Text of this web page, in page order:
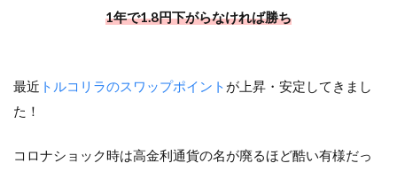
1年で1.8円下がらなければ勝ち
最近 トルコリラのスワップポイント が上昇・安定してきまし
た！
コロナショック時は高金利通貨の名が廃るほど酷い有様だっ